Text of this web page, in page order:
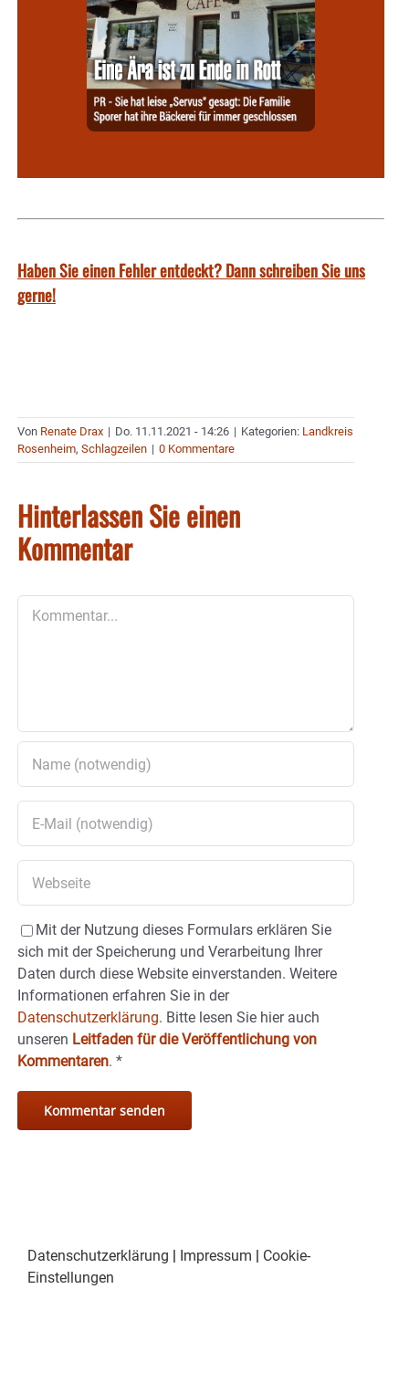
Haben Sie einen Fehler entdeckt? Dann schreiben Sie uns
gerne!
Von Renate Drax | Do. 11.11.2021 - 14:26 | Kategorien: Landkreis
Rosenheim, Schlagzeilen | 0 Kommentare
Hinterlassen Sie einen
Kommentar
Mit der Nutzung dieses Formulars erklären Sie
sich mit der Speicherung und Verarbeitung Ihrer
Daten durch diese Website einverstanden. Weitere
Informationen erfahren Sie in der
Datenschutzerklärung. Bitte lesen Sie hier auch
unseren Leitfaden für die Veröffentlichung von
Kommentaren. *
Datenschutzerklärung | Impressum | Cookie-
Einstellungen